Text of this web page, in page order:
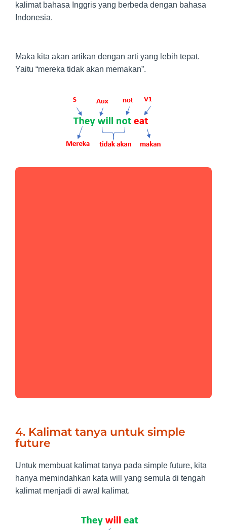
kalimat bahasa Inggris yang berbeda dengan bahasa
Indonesia.
Maka kita akan artikan dengan arti yang lebih tepat.
Yaitu “mereka tidak akan memakan”.
4. Kalimat tanya untuk simple
future
Untuk membuat kalimat tanya pada simple future, kita
hanya memindahkan kata will yang semula di tengah
kalimat menjadi di awal kalimat.